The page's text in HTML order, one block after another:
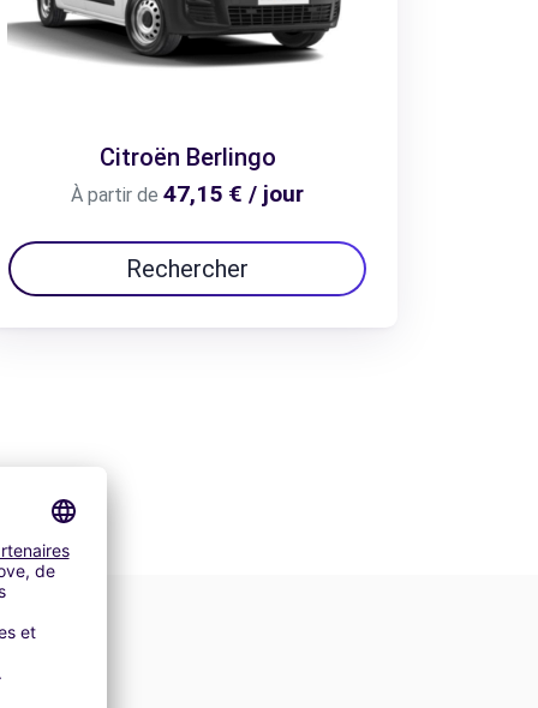
Citroën Berlingo
À partir de 47,15 € / jour
Rechercher